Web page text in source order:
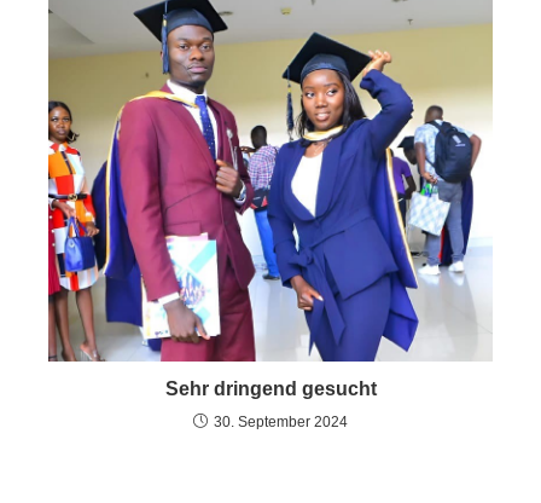
Sehr dringend gesucht
30. September 2024